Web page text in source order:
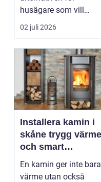
husägare som vill
kombinera låga
uppvärm...
02 juli 2026
Installera kamin i
skåne trygg värme
och smart
investering
En kamin ger inte bara
värme utan också